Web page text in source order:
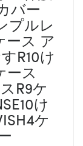
バー
プルレ
ース ア
R10け
ース
R9ケ
け
ケ